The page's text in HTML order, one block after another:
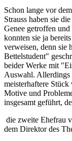
Schon lange vor
Strauss haben sie
Genee getroffen
konnten sie ja
verweisen, denn sie
Bettelstudent"
beider Werke mit
Auswahl. Allerdings
meisterhaftere
Motive und
insgesamt geführt,
die zweite Ehefrau
dem Direktor des